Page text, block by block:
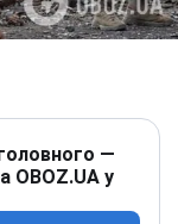
—
OBOZ.UA у